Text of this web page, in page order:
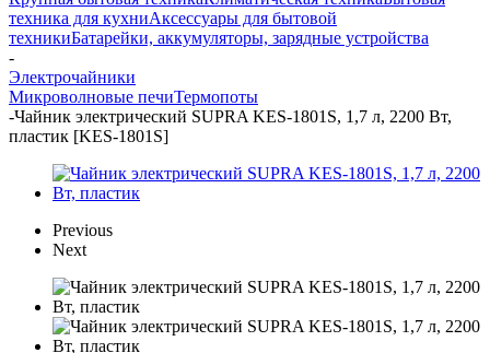
техника для кухниАксессуары для бытовой
техникиБатарейки, аккумуляторы, зарядные устройства
-
Электрочайники
Микроволновые печиТермопоты
-Чайник электрический SUPRA KES-1801S, 1,7 л, 2200 Вт,
пластик [KES-1801S]
Previous
Next